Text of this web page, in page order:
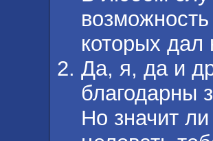
которых дал
Да, я, да и
благодарны
Но значит